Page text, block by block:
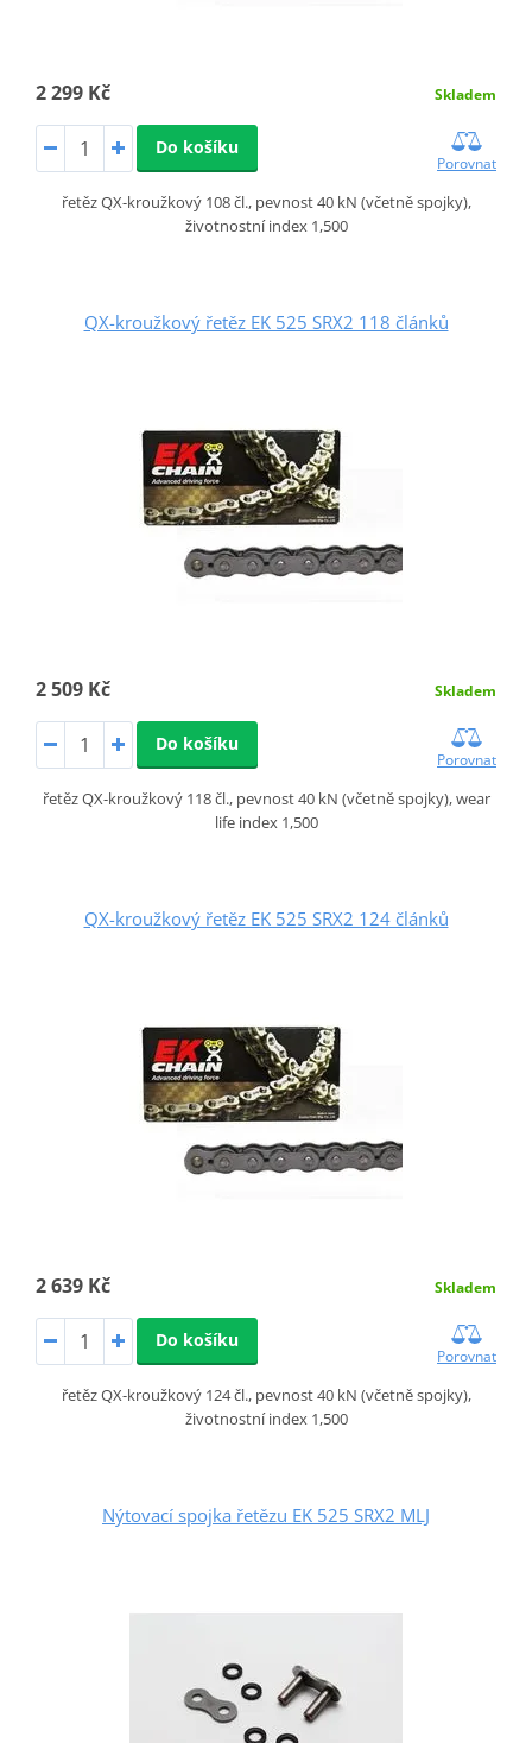
2 299 Kč Skladem
Do košíku
Porovnat
řetěz QX-kroužkový 108 čl., pevnost 40 kN (včetně spojky),
životnostní index 1,500
QX-kroužkový řetěz EK 525 SRX2 118 článků
2 509 Kč Skladem
Do košíku
Porovnat
řetěz QX-kroužkový 118 čl., pevnost 40 kN (včetně spojky), wear
life index 1,500
QX-kroužkový řetěz EK 525 SRX2 124 článků
2 639 Kč Skladem
Do košíku
Porovnat
řetěz QX-kroužkový 124 čl., pevnost 40 kN (včetně spojky),
životnostní index 1,500
Nýtovací spojka řetězu EK 525 SRX2 MLJ